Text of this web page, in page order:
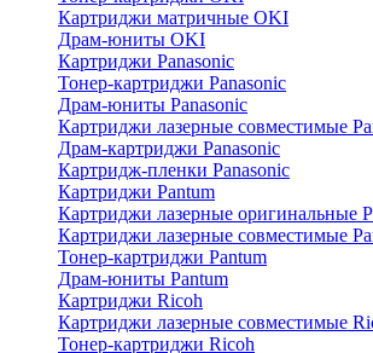
Картриджи матричные OKI
Драм-юниты OKI
Картриджи Panasonic
Тонер-картриджи Panasonic
Драм-юниты Panasonic
Картриджи лазерные совместимые
Драм-картриджи Panasonic
Картридж-пленки Panasonic
Картриджи Pantum
Картриджи лазерные оригинальные
Картриджи лазерные совместимые
Тонер-картриджи Pantum
Драм-юниты Pantum
Картриджи Ricoh
Картриджи лазерные совместимые
Тонер-картриджи Ricoh